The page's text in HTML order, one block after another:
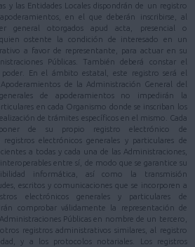
y las Entidades Locales dispondrán de un registro
en el que deberán inscribirse, al
general otorgados apud acta, presencial o
ostente la condición de interesado en un
a favor de representante, para actuar en su
Públicas. También deberá constar el
En el ámbito estatal, este registro será el
de la Administración General del
de apoderamientos no impedirán la
en cada Organismo donde se inscriban los
de trámites específicos en el mismo. Cada
de su propio registro electrónico de
electrónicos generales y particulares de
a todas y cada una de las Administraciones,
entre sí, de modo que se garantice su
informática, así como la transmisión
escritos y comunicaciones que se incorporen a
electrónicos generales y particulares de
comprobar válidamente la representación de
Públicas en nombre de un tercero,
registros administrativos similares, al registro
y a los protocolos notariales. Los registros